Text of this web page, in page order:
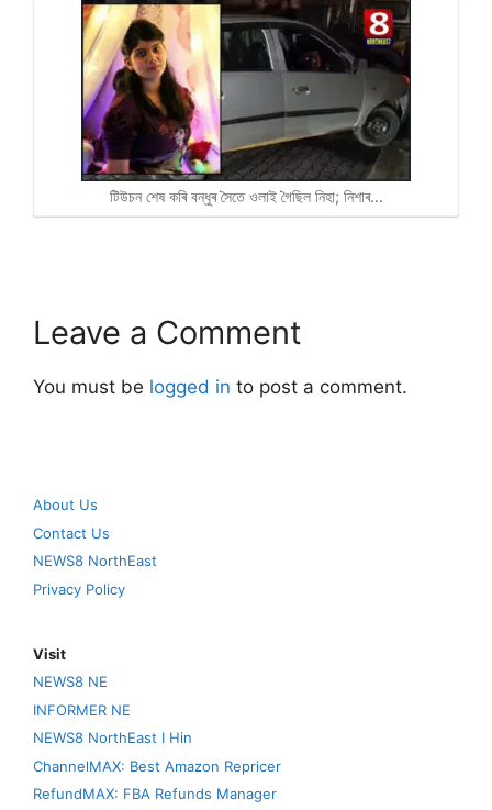
টিউচন শেষ কৰি বন্ধুৰ সৈতে ওলাই গৈছিল নিহা; নিশাৰ…
Leave a Comment
You must be logged in to post a comment.
About Us
Contact Us
NEWS8 NorthEast
Privacy Policy
Visit
NEWS8 NE
INFORMER NE
NEWS8 NorthEast I Hin
ChannelMAX: Best Amazon Repricer
RefundMAX: FBA Refunds Manager